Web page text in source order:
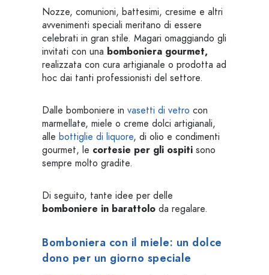
Nozze, comunioni, battesimi, cresime e altri
avvenimenti speciali meritano di essere
celebrati in gran stile. Magari omaggiando gli
invitati con una bomboniera gourmet,
realizzata con cura artigianale o prodotta ad
hoc dai tanti professionisti del settore.
Dalle bomboniere in vasetti di vetro con
marmellate, miele o creme dolci artigianali,
alle bottiglie di liquore, di olio e condimenti
gourmet, le cortesie per gli ospiti sono
sempre molto gradite.
Di seguito, tante idee per delle
bomboniere in barattolo da regalare.
Bomboniera con il miele: un dolce
dono per un giorno speciale